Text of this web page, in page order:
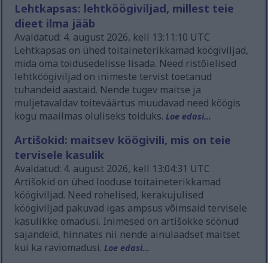
Lehtkapsas: lehtköögiviljad, millest teie
dieet ilma jääb
Avaldatud: 4. august 2026, kell 13:11:10 UTC
Lehtkapsas on ühed toitaineterikkamad köögiviljad,
mida oma toidusedelisse lisada. Need ristõielised
lehtköögiviljad on inimeste tervist toetanud
tuhandeid aastaid. Nende tugev maitse ja
muljetavaldav toiteväärtus muudavad need köögis
kogu maailmas oluliseks toiduks.Loe edasi...
Artišokid: maitsev köögivili, mis on teie
tervisele kasulik
Avaldatud: 4. august 2026, kell 13:04:31 UTC
Artišokid on ühed looduse toitaineterikkamad
köögiviljad. Need rohelised, kerakujulised
köögiviljad pakuvad igas ampsus võimsaid tervisele
kasulikke omadusi. Inimesed on artišokke söönud
sajandeid, hinnates nii nende ainulaadset maitset
kui ka raviomadusi.Loe edasi...